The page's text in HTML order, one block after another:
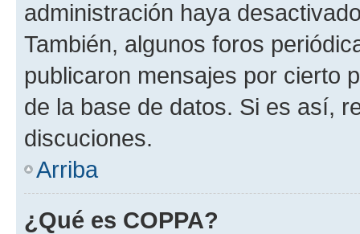
administración haya
También, algunos foros
publicaron mensajes por cierto
de la base de datos. Si es así,
discuciones.
Arriba
¿Qué es COPPA?